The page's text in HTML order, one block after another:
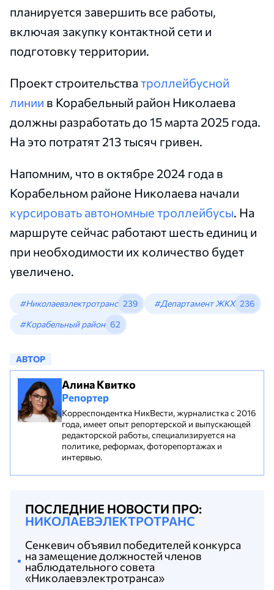
планируется завершить все работы,
включая закупку контактной сети и
подготовку территории.
Проект строительства троллейбусной
линии в Корабельный район Николаева
должны разработать до 15 марта 2025 года.
На это потратят 213 тысяч гривен.
Напомним, что в октябре 2024 года в
Корабельном районе Николаева начали
курсировать автономные троллейбусы. На
маршруте сейчас работают шесть единиц и
при необходимости их количество будет
увеличено.
#Николаевэлектротранс 239 #Департамент ЖКХ 236
#Корабельный район 62
АВТОР
Алина Квитко
Репортер
Корреспондентка НикВести, журналистка с 2016
года, имеет опыт репортерской и выпускающей
редакторской работы, специализируется на
политике, реформах, фоторепортажах и
интервью.
ПОСЛЕДНИЕ НОВОСТИ ПРО:
НИКОЛАЕВЭЛЕКТРОТРАНС
Сенкевич объявил победителей конкурса
на замещение должностей членов
наблюдательного совета
«Николаевэлектротранса»